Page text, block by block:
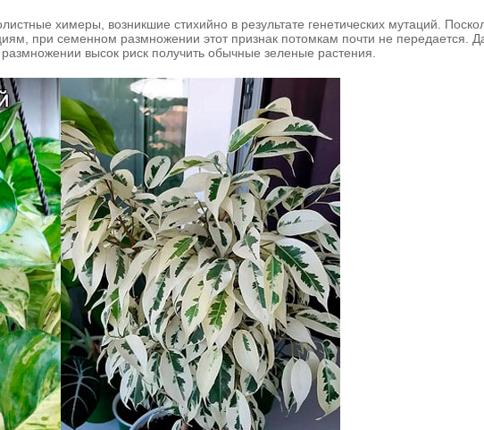
химеры, возникшие стихийно в результате генетических мутаций.
при семенном размножении этот признак потомкам почти не передается.
высок риск получить обычные зеленые растения.